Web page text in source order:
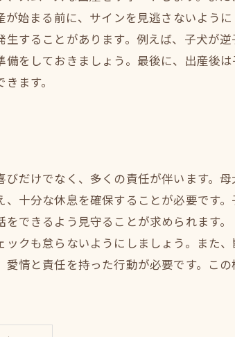
始まる前に、サインを見逃さないように
することがあります。例えば、子犬が
をしておきましょう。最後に、出産後
ます。
だけでなく、多くの責任が伴います。
十分な休息を確保することが必要です
できるよう見守ることが求められます
クも怠らないようにしましょう。また
情と責任を持った行動が必要です。こ